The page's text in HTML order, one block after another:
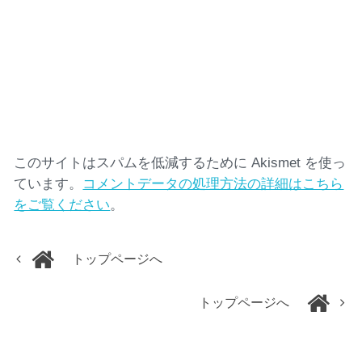
このサイトはスパムを低減するために Akismet を使っ
ています。 コメントデータの処理方法の詳細はこちら
をご覧ください。
トップページへ
トップページへ